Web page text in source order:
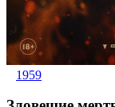
1959